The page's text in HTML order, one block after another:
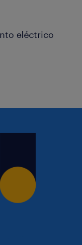
eléctrico